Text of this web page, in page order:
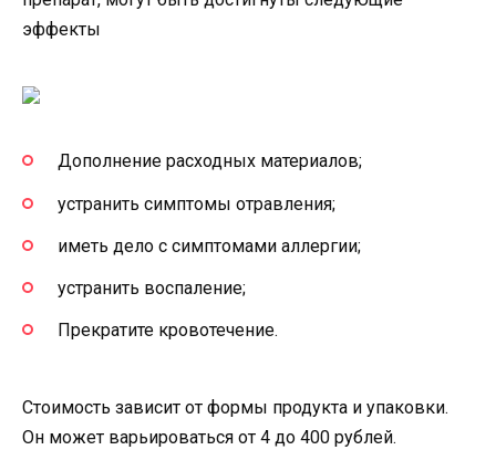
эффекты
Дополнение расходных материалов;
устранить симптомы отравления;
иметь дело с симптомами аллергии;
устранить воспаление;
Прекратите кровотечение.
Стоимость зависит от формы продукта и упаковки.
Он может варьироваться от 4 до 400 рублей.